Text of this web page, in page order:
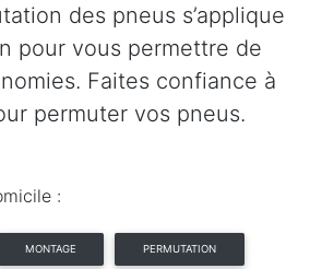
des pneus s’applique
pour vous permettre de
Faites confiance à
permuter vos pneus.
:
MONTAGE PERMUTATION